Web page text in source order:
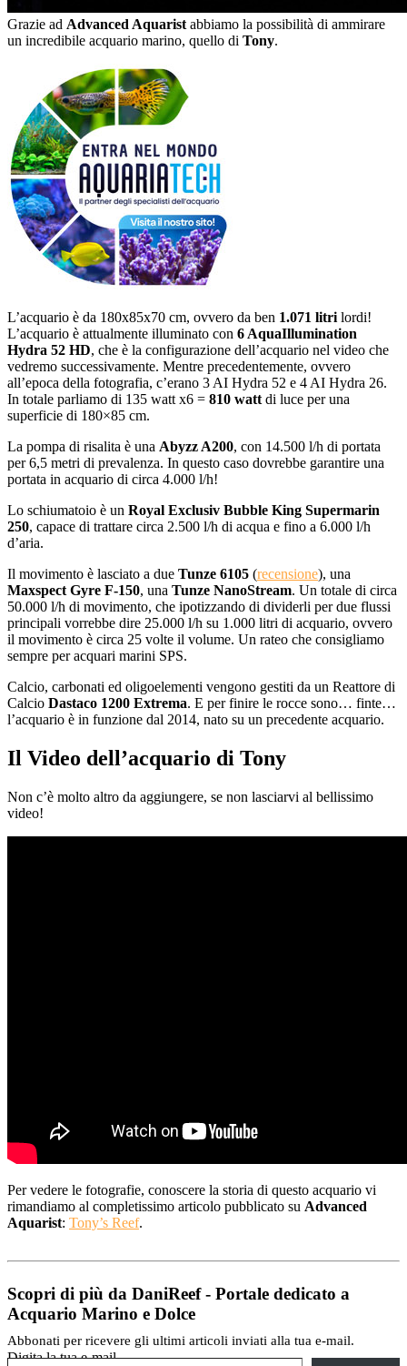
Grazie ad Advanced Aquarist abbiamo la possibilità di ammirare
un incredibile acquario marino, quello di Tony.
L’acquario è da 180x85x70 cm, ovvero da ben 1.071 litri lordi!
L’acquario è attualmente illuminato con 6 AquaIllumination
Hydra 52 HD, che è la configurazione dell’acquario nel video che
vedremo successivamente. Mentre precedentemente, ovvero
all’epoca della fotografia, c’erano 3 AI Hydra 52 e 4 AI Hydra 26.
In totale parliamo di 135 watt x6 = 810 watt di luce per una
superficie di 180×85 cm.
La pompa di risalita è una Abyzz A200, con 14.500 l/h di portata
per 6,5 metri di prevalenza. In questo caso dovrebbe garantire una
portata in acquario di circa 4.000 l/h!
Lo schiumatoio è un Royal Exclusiv Bubble King Supermarin
250, capace di trattare circa 2.500 l/h di acqua e fino a 6.000 l/h
d’aria.
Il movimento è lasciato a due Tunze 6105 (recensione), una
Maxspect Gyre F-150, una Tunze NanoStream. Un totale di circa
50.000 l/h di movimento, che ipotizzando di dividerli per due flussi
principali vorrebbe dire 25.000 l/h su 1.000 litri di acquario, ovvero
il movimento è circa 25 volte il volume. Un rateo che consigliamo
sempre per acquari marini SPS.
Calcio, carbonati ed oligoelementi vengono gestiti da un Reattore di
Calcio Dastaco 1200 Extrema. E per finire le rocce sono… finte…
l’acquario è in funzione dal 2014, nato su un precedente acquario.
Il Video dell’acquario di Tony
Non c’è molto altro da aggiungere, se non lasciarvi al bellissimo
video!
Per vedere le fotografie, conoscere la storia di questo acquario vi
rimandiamo al completissimo articolo pubblicato su Advanced
Aquarist: Tony’s Reef.
Scopri di più da DaniReef - Portale dedicato a
Acquario Marino e Dolce
Abbonati per ricevere gli ultimi articoli inviati alla tua e-mail.
Digita la tua e-mail...